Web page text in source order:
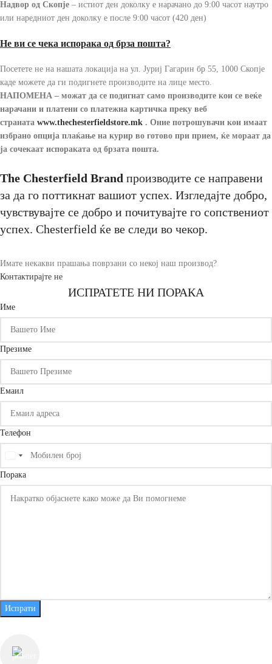
Надвор од Скопје – истиот ден доколку е нарачано до 9:00 часот наутро
или наредниот ден доколку е после 9:00 часот (420 ден)
Не ви се чека испорака од брза пошта?
Посетете не на нашата локација на ул. Јуриј Гагарин бр 55, 1000 Скопје
каде можете да ги подигнете производите на лице место.
НАПОМЕНА – можат да се подигнат само производите кои се веќе
нарачани и платени со платежна картичка преку веб
страната www.thechesterfieldstore.mk . Оние потрошувачи кои имаат
избрано опција плаќање на курир во готово при прием, ќе мораат да
ја сочекаат испораката од брзата пошта.
The Chesterfield Brand производите се направени
за да го поттикнат вашиот успех. Изгледајте добро,
чувствувајте се добро и почитувајте го сопствениот
успех. Chesterfield ќе ве следи во чекор.
Имате некакви прашања поврзани со некој наш производ?
Контактирајте не
ИСПРАТЕТЕ НИ ПОРАКА
Име
Презиме
Емаил
Телефон
United
States
+1
Порака
Испрати